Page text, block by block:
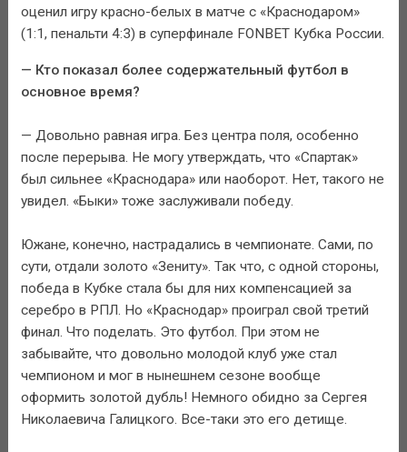
оценил игру красно-белых в матче с «Краснодаром»
(1:1, пенальти 4:3) в суперфинале FONBET Кубка России.
— Кто показал более содержательный футбол в
основное время?
— Довольно равная игра. Без центра поля, особенно
после перерыва. Не могу утверждать, что «Спартак»
был сильнее «Краснодара» или наоборот. Нет, такого не
увидел. «Быки» тоже заслуживали победу.
Южане, конечно, настрадались в чемпионате. Сами, по
сути, отдали золото «Зениту». Так что, с одной стороны,
победа в Кубке стала бы для них компенсацией за
серебро в РПЛ. Но «Краснодар» проиграл свой третий
финал. Что поделать. Это футбол. При этом не
забывайте, что довольно молодой клуб уже стал
чемпионом и мог в нынешнем сезоне вообще
оформить золотой дубль! Немного обидно за Сергея
Николаевича Галицкого. Все-таки это его детище.